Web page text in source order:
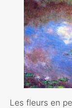
Les fleurs en